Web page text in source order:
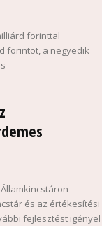
forinttal
forintot, a negyedik
és az értékesítési
fejlesztést igényel